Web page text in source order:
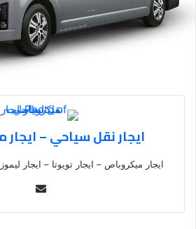
ايجار نقل سياحي –
ايجار ميكروباص – ايجار تويوتا – ايجار